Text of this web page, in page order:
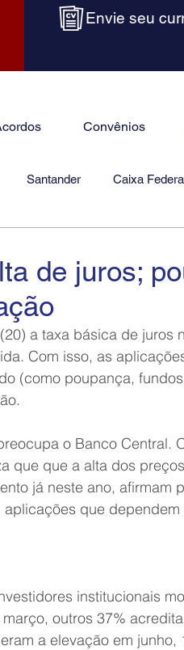
Envie seu
Convênios
Santander Caixa
de juros;
a taxa básica de juros
Com isso, as
(como poupança,
o Banco Central.
que que a alta dos
já neste ano, afirmam
que
institucionais
outros 37%
a elevação em junho,